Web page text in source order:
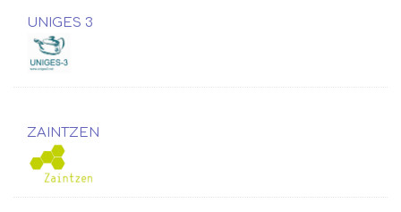
UNIGES 3
ZAINTZEN